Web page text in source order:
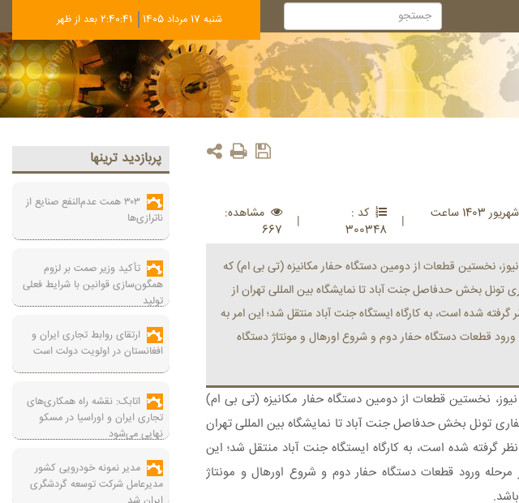
شنبه 17 مرداد 1405 2:40:42 بعد از ظهر
تاريخ:هفدهم شهريور 1403 ساعت
|
کد :
300348
|
مشاهده:
667
نخستین قطعات از دومین دستگاه حفار مکانیزه (تی بی ام) که
تونل بخش حدفاصل جنت آباد تا نمایشگاه بین المللی تهران از
نظر گرفته شده است، به کارگاه ایستگاه جنت آباد منتقل شد؛ این امر به
ورود قطعات دستگاه حفار دوم و شروع اورهال و مونتاژ دستگاه
نخستین قطعات از دومین دستگاه حفار مکانیزه (تی بی ام)
تونل بخش حدفاصل جنت آباد تا نمایشگاه بین المللی تهران
در نظر گرفته شده است، به کارگاه ایستگاه جنت آباد منتقل شد؛ این
مرحله ورود قطعات دستگاه حفار دوم و شروع اورهال و مونتاژ
پربازديد ترينها
۳۰۳ همت عدم‌النفع صنایع از
ناترازی‌ها
تأکید وزیر صمت بر لزوم
همگون‌سازی قوانین با شرایط فعلی
تولید
ارتقای روابط تجاری ایران و
افغانستان در اولویت دولت است
اتابک: نقشه راه همکاری‌های
تجاری ایران و اوراسیا در مسکو
نهایی می‌شود
مدیر نمونه خودرویی کشور
مدیرعامل شرکت توسعه گردشگری